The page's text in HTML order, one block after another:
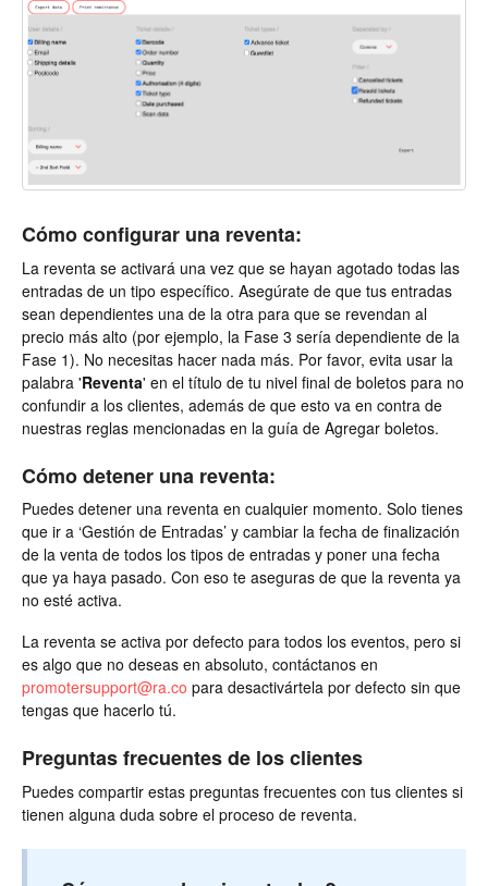
Cómo configurar una reventa:
La reventa se activará una vez que se hayan agotado todas las
entradas de un tipo específico. Asegúrate de que tus entradas
sean dependientes una de la otra para que se revendan al
precio más alto (por ejemplo, la Fase 3 sería dependiente de la
Fase 1). No necesitas hacer nada más. Por favor, evita usar la
palabra 'Reventa' en el título de tu nivel final de boletos para no
confundir a los clientes, además de que esto va en contra de
nuestras reglas mencionadas en la guía de Agregar boletos.
Cómo detener una reventa:
Puedes detener una reventa en cualquier momento. Solo tienes
que ir a ‘Gestión de Entradas’ y cambiar la fecha de finalización
de la venta de todos los tipos de entradas y poner una fecha
que ya haya pasado. Con eso te aseguras de que la reventa ya
no esté activa.
La reventa se activa por defecto para todos los eventos, pero si
es algo que no deseas en absoluto, contáctanos en
promotersupport@ra.co para desactivártela por defecto sin que
tengas que hacerlo tú.
Preguntas frecuentes de los clientes
Puedes compartir estas preguntas frecuentes con tus clientes si
tienen alguna duda sobre el proceso de reventa.